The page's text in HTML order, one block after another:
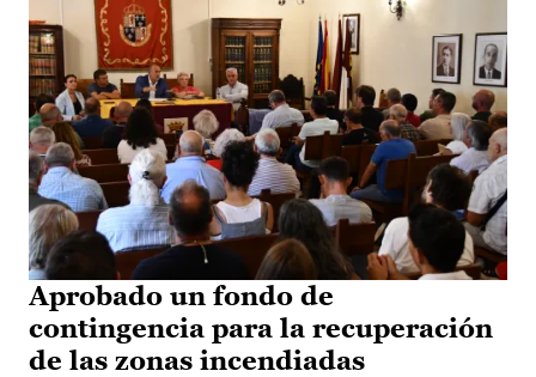
Aprobado un fondo de
contingencia para la recuperación
de las zonas incendiadas